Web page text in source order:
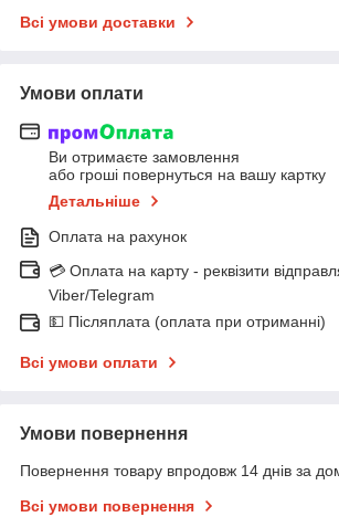
Всі умови доставки
Умови оплати
Ви отримаєте замовлення
або гроші повернуться на вашу картку
Детальніше
Оплата на рахунок
💳 Оплата на карту - реквізити
Viber/Telegram
💵 Післяплата (оплата при отриманні)
Всі умови оплати
Умови повернення
Повернення товару впродовж 14 днів за
Всі умови повернення